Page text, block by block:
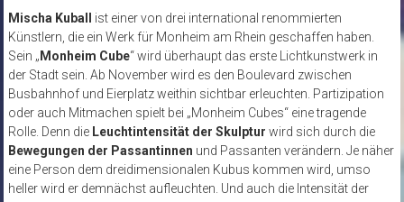
Mischa Kuball ist einer von drei international renommierten
Künstlern, die ein Werk für Monheim am Rhein geschaffen haben.
Sein „Monheim Cube“ wird überhaupt das erste Lichtkunstwerk in
der Stadt sein. Ab November wird es den Boulevard zwischen
Busbahnhof und Eierplatz weithin sichtbar erleuchten. Partizipation
oder auch Mitmachen spielt bei „Monheim Cubes“ eine tragende
Rolle. Denn die Leuchtintensität der Skulptur wird sich durch die
Bewegungen der Passantinnen und Passanten verändern. Je näher
eine Person dem dreidimensionalen Kubus kommen wird, umso
heller wird er demnächst aufleuchten. Und auch die Intensität der